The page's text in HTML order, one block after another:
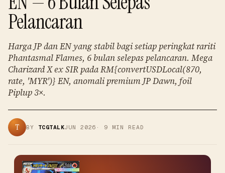
Pelancaran
Harga JP dan EN yang stabil bagi setiap peringkat rariti
Phantasmal Flames, 6 bulan selepas pelancaran. Mega
Charizard X ex SIR pada RM{convertUSDLocal(870,
rate, 'MYR')} EN, anomali premium JP Dawn, foil
Piplup 3×.
T BY TCGTALKJUN 2026 · 9 MIN READ